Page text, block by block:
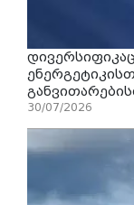
30/07/2026